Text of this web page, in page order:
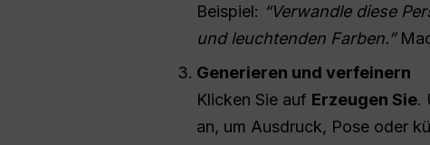
Beispiel: “Verwandle diese
und leuchtenden Farben.”
Generieren und verfeinern
Klicken Sie auf Erzeugen Sie.
an, um Ausdruck, Pose oder